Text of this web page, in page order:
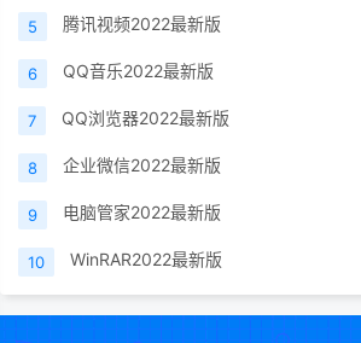
5 腾讯视频2022最新版
6 QQ音乐2022最新版
7 QQ浏览器2022最新版
8 企业微信2022最新版
9 电脑管家2022最新版
10 WinRAR2022最新版